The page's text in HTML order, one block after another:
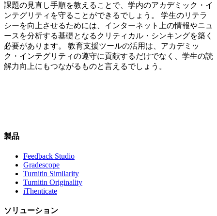
課題の見直し手順を教えることで、学内のアカデミック・イ
ンテグリティを守ることができるでしょう。 学生のリテラ
シーを向上させるためには、インターネット上の情報やニュ
ースを分析する基礎となるクリティカル・シンキングを築く
必要があります。 教育支援ツールの活用は、アカデミッ
ク・インテグリティの遵守に貢献するだけでなく、学生の読
解力向上にもつながるものと言えるでしょう。
製品
Feedback Studio
Gradescope
Turnitin Similarity
Turnitin Originality
iThenticate
ソリューション